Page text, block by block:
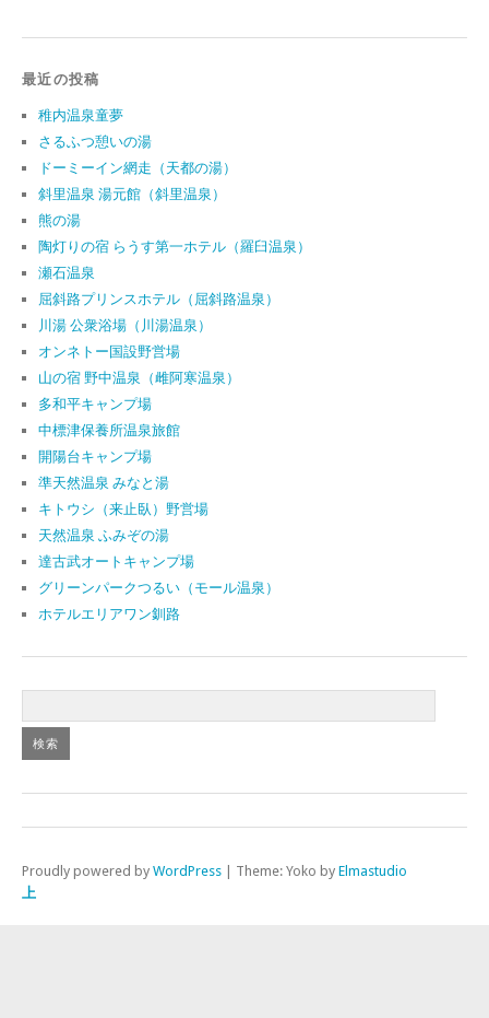
最近の投稿
稚内温泉童夢
さるふつ憩いの湯
ドーミーイン網走（天都の湯）
斜里温泉 湯元館（斜里温泉）
熊の湯
陶灯りの宿 らうす第一ホテル（羅臼温泉）
瀬石温泉
屈斜路プリンスホテル（屈斜路温泉）
川湯 公衆浴場（川湯温泉）
オンネトー国設野営場
山の宿 野中温泉（雌阿寒温泉）
多和平キャンプ場
中標津保養所温泉旅館
開陽台キャンプ場
準天然温泉 みなと湯
キトウシ（来止臥）野営場
天然温泉 ふみぞの湯
達古武オートキャンプ場
グリーンパークつるい（モール温泉）
ホテルエリアワン釧路
Proudly powered by WordPress Theme: Yoko by Elmastudio
上